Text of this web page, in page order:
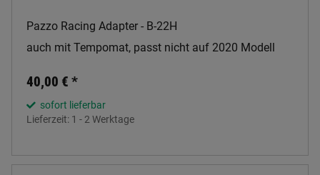
Pazzo Racing Adapter - B-22H
auch mit Tempomat, passt nicht auf 2020 Modell
40,00 € *
sofort lieferbar
Lieferzeit: 1 - 2 Werktage